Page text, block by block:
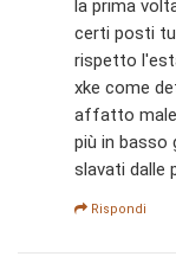
la prima
certi posti
rispetto
xke come
affatto male
più in basso
slavati dalle
Rispondi